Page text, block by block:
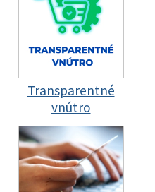
Transparentné
vnútro